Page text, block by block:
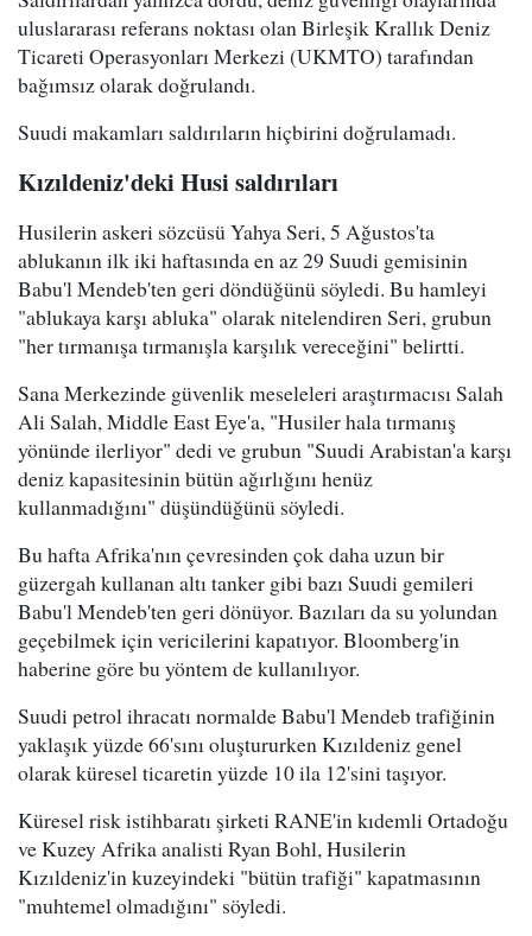
uluslararası referans noktası olan Birleşik Krallık Deniz
Ticareti Operasyonları Merkezi (UKMTO) tarafından
bağımsız olarak doğrulandı.
Suudi makamları saldırıların hiçbirini doğrulamadı.
Kızıldeniz'deki Husi saldırıları
Husilerin askeri sözcüsü Yahya Seri, 5 Ağustos'ta
ablukanın ilk iki haftasında en az 29 Suudi gemisinin
Babu'l Mendeb'ten geri döndüğünü söyledi. Bu hamleyi
"ablukaya karşı abluka" olarak nitelendiren Seri, grubun
"her tırmanışa tırmanışla karşılık vereceğini" belirtti.
Sana Merkezinde güvenlik meseleleri araştırmacısı Salah
Ali Salah, Middle East Eye'a, "Husiler hala tırmanış
yönünde ilerliyor" dedi ve grubun "Suudi Arabistan'a karşı
deniz kapasitesinin bütün ağırlığını henüz
kullanmadığını" düşündüğünü söyledi.
Bu hafta Afrika'nın çevresinden çok daha uzun bir
güzergah kullanan altı tanker gibi bazı Suudi gemileri
Babu'l Mendeb'ten geri dönüyor. Bazıları da su yolundan
geçebilmek için vericilerini kapatıyor. Bloomberg'in
haberine göre bu yöntem de kullanılıyor.
Suudi petrol ihracatı normalde Babu'l Mendeb trafiğinin
yaklaşık yüzde 66'sını oluştururken Kızıldeniz genel
olarak küresel ticaretin yüzde 10 ila 12'sini taşıyor.
Küresel risk istihbaratı şirketi RANE'in kıdemli Ortadoğu
ve Kuzey Afrika analisti Ryan Bohl, Husilerin
Kızıldeniz'in kuzeyindeki "bütün trafiği" kapatmasının
"muhtemel olmadığını" söyledi.